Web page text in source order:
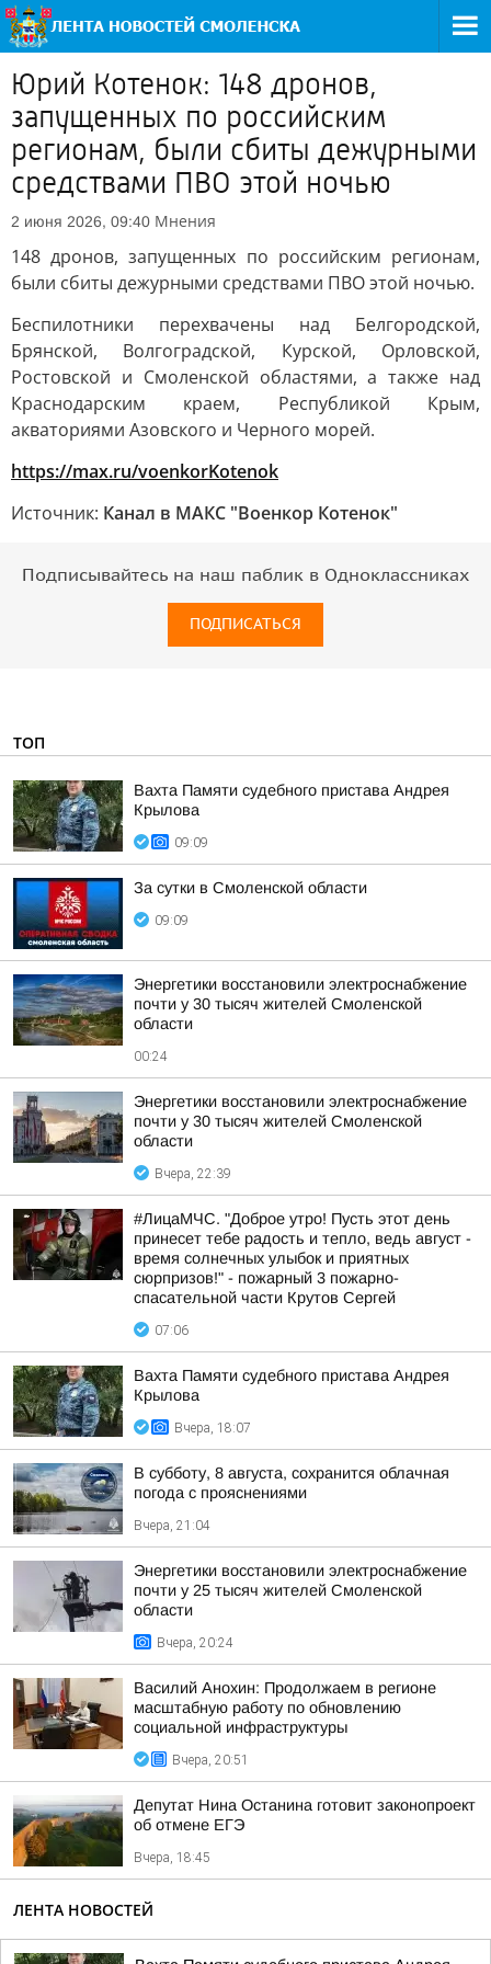
Юрий Котенок: 148 дронов,
запущенных по российским
регионам, были сбиты дежурными
средствами ПВО этой ночью
2 июня 2026, 09:40 Мнения
148 дронов, запущенных по российским регионам,
были сбиты дежурными средствами ПВО этой ночью.
Беспилотники перехвачены над Белгородской,
Брянской, Волгоградской, Курской, Орловской,
Ростовской и Смоленской областями, а также над
Краснодарским краем, Республикой Крым,
акваториями Азовского и Черного морей.
https://max.ru/voenkorKotenok
Источник: Канал в МАКС "Военкор Котенок"
Подписывайтесь на наш паблик в Одноклассниках
ПОДПИСАТЬСЯ
ТОП
Вахта Памяти судебного пристава Андрея
Крылова
09:09
За сутки в Смоленской области
09:09
Энергетики восстановили электроснабжение
почти у 30 тысяч жителей Смоленской
области
00:24
Энергетики восстановили электроснабжение
почти у 30 тысяч жителей Смоленской
области
Вчера, 22:39
#ЛицаМЧС. "Доброе утро! Пусть этот день
принесет тебе радость и тепло, ведь август -
время солнечных улыбок и приятных
сюрпризов!" - пожарный 3 пожарно-
спасательной части Крутов Сергей
07:06
Вахта Памяти судебного пристава Андрея
Крылова
Вчера, 18:07
В субботу, 8 августа, сохранится облачная
погода с прояснениями
Вчера, 21:04
Энергетики восстановили электроснабжение
почти у 25 тысяч жителей Смоленской
области
Вчера, 20:24
Василий Анохин: Продолжаем в регионе
масштабную работу по обновлению
социальной инфраструктуры
Вчера, 20:51
Депутат Нина Останина готовит законопроект
об отмене ЕГЭ
Вчера, 18:45
ЛЕНТА НОВОСТЕЙ